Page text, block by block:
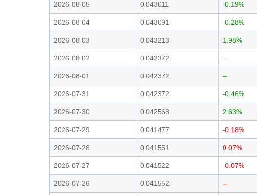
2026-08-05 0.043011 -0.19%
2026-08-04 0.043091 -0.28%
2026-08-03 0.043213 1.98%
2026-08-02 0.042372 --
2026-08-01 0.042372 --
2026-07-31 0.042372 -0.46%
2026-07-30 0.042568 2.63%
2026-07-29 0.041477 -0.18%
2026-07-28 0.041551 0.07%
2026-07-27 0.041522 -0.07%
2026-07-26 0.041552 --